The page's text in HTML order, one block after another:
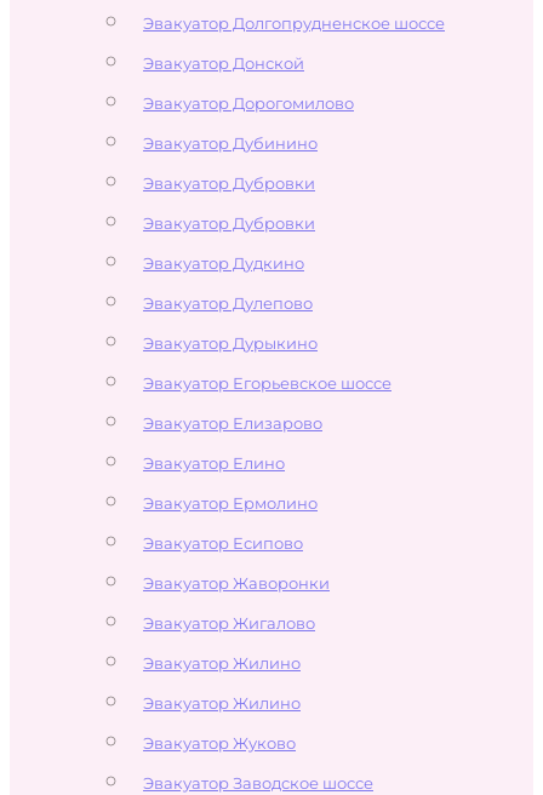
Эвакуатор Долгопрудненское шоссе
Эвакуатор Донской
Эвакуатор Дорогомилово
Эвакуатор Дубинино
Эвакуатор Дубровки
Эвакуатор Дубровки
Эвакуатор Дудкино
Эвакуатор Дулепово
Эвакуатор Дурыкино
Эвакуатор Егорьевское шоссе
Эвакуатор Елизарово
Эвакуатор Елино
Эвакуатор Ермолино
Эвакуатор Есипово
Эвакуатор Жаворонки
Эвакуатор Жигалово
Эвакуатор Жилино
Эвакуатор Жилино
Эвакуатор Жуково
Эвакуатор Заводское шоссе